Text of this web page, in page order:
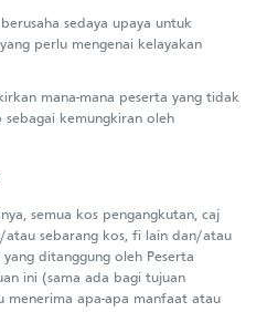
sedaya upaya untuk
perlu mengenai kelayakan
mana-mana peserta yang tidak
sebagai kemungkiran oleh
semua kos pengangkutan, caj
sebarang kos, fi lain dan/atau
ditanggung oleh Peserta
ini (sama ada bagi tujuan
menerima apa-apa manfaat atau